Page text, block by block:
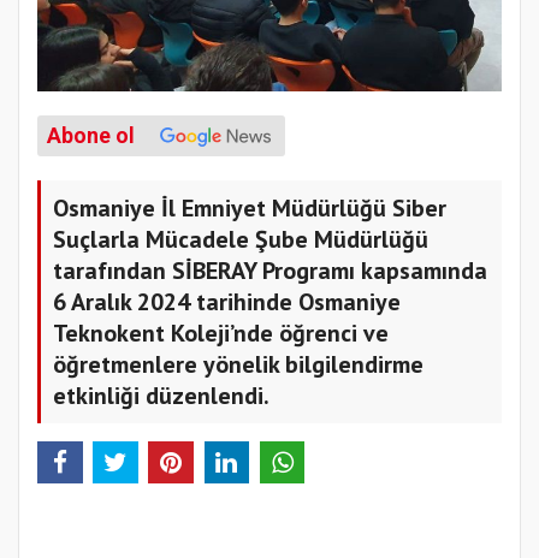
Abone ol
Osmaniye İl Emniyet Müdürlüğü Siber
Suçlarla Mücadele Şube Müdürlüğü
tarafından SİBERAY Programı kapsamında
6 Aralık 2024 tarihinde Osmaniye
Teknokent Koleji’nde öğrenci ve
öğretmenlere yönelik bilgilendirme
etkinliği düzenlendi.